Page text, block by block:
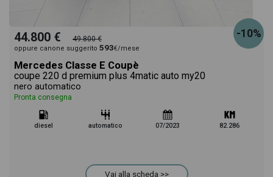
-10%
44.800 € 49.800 €
oppure canone suggerito 593€/mese
Mercedes Classe E Coupè
coupe 220 d premium plus 4matic auto my20
nero automatico
Pronta consegna
diesel automatico 07/2023 82.286
Vai alla scheda >>